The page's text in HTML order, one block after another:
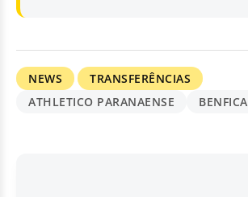
NEWS
TRANSFERÊNCIAS
ATHLETICO PARANAENSE
BENFICA